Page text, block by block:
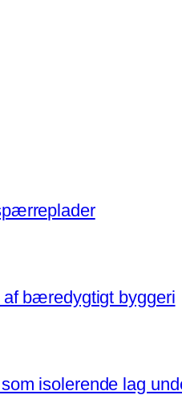
af bæredygtigt byggeri
isolerende lag